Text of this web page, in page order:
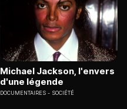
Michael Jackson, l'envers
d'une légende
DOCUMENTAIRES SOCIÉTÉ